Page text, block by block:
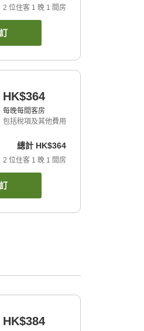
2 位住客 1 晚 1 間房
HK$364
每晚每間客房
包括稅項及其他費用
總計 HK$364
2 位住客 1 晚 1 間房
HK$384